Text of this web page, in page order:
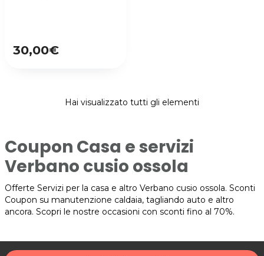
30,00€
Hai visualizzato tutti gli elementi
Coupon Casa e servizi
Verbano cusio ossola
Offerte Servizi per la casa e altro Verbano cusio ossola. Sconti
Coupon su manutenzione caldaia, tagliando auto e altro
ancora. Scopri le nostre occasioni con sconti fino al 70%.